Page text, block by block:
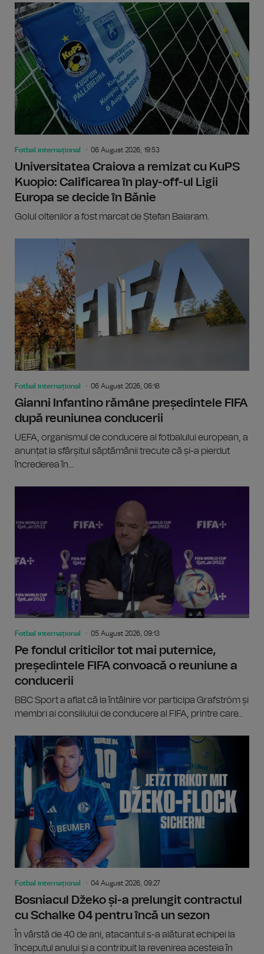
Fotbal internațional 06 August 2026, 19:53
Universitatea Craiova a remizat cu KuPS
Kuopio: Calificarea în play-off-ul Ligii
Europa se decide în Bănie
Golul oltenilor a fost marcat de Ștefan Baiaram.
Fotbal internațional 06 August 2026, 06:18
Gianni Infantino rămâne președintele FIFA
după reuniunea conducerii
UEFA, organismul de conducere al fotbalului european, a
anunțat la sfârșitul săptămânii trecute că și-a pierdut
încrederea în...
Fotbal internațional 05 August 2026, 09:13
Pe fondul criticilor tot mai puternice,
președintele FIFA convoacă o reuniune a
conducerii
BBC Sport a aflat că la întâlnire vor participa Grafström și
membri ai consiliului de conducere al FIFA, printre care...
Fotbal internațional 04 August 2026, 09:27
Bosniacul Džeko și-a prelungit contractul
cu Schalke 04 pentru încă un sezon
În vârstă de 40 de ani, atacantul s-a alăturat echipei la
începutul anului și a contribuit la revenirea acesteia în